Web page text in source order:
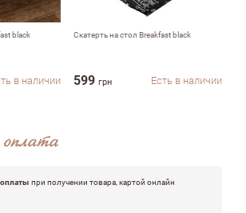
black
в наличии
Скатерть на стол Breakfast black
599 грн Есть в наличии
при получении товара, картой онлайн